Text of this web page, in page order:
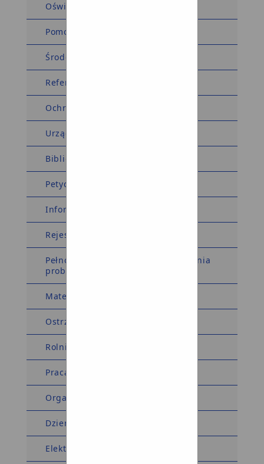
Oświadczenia majątkowe
Pomoc społeczna
Środowiskowy Dom Samopomocy
Referat komunalny
Ochrona środowiska
Urząd Stanu Cywilnego
Biblioteka
Petycje
Informacja dla sygnalistów
Rejestry i Ewidencje
Pełnomocnik Wójta ds. rozwiązywania
problemów alkoholowych
Materiały wyborcze
Ostrzeżenia meteorologiczne
Rolnictwo
Praca
Organizacje pozarządowe
Dziennik Ustaw Monitor Polski
Elektroniczna Skrzynka Podawcza